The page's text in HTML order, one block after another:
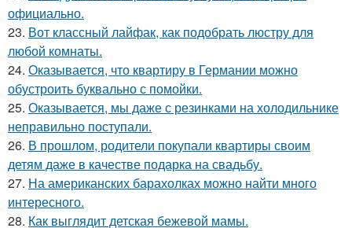
официально.
23. Вот классный лайфак, как подобрать люстру для
любой комнаты.
24. Оказывается, что квартиру в Германии можно
обустроить буквально с помойки.
25. Оказывается, мы даже с резинками на холодильнике
неправильно поступали.
26. В прошлом, родители покупали квартиры своим
детям даже в качестве подарка на свадьбу.
27. На американских барахолках можно найти много
интересного.
28. Как выглядит детская бежевой мамы.